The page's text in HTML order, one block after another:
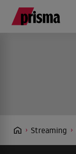
Streaming